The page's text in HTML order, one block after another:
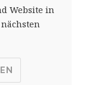
Website in